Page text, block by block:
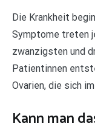
Die Krankheit
Symptome treten
zwanzigsten und
Patientinnen
Ovarien, die sich
Kann man